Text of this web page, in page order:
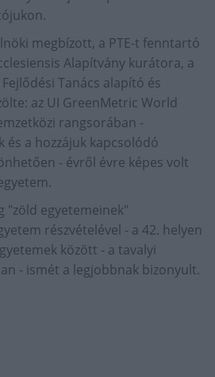
megbízott, a PTE-t fenntartó
Alapítvány kurátora, a
Tanács alapító és
az UI GreenMetric World
rangsorában -
a hozzájuk kapcsolódó
- évről évre képes volt
"zöld egyetemeinek"
részvételével - a 42. helyen
között - a tavalyi
- ismét a legjobbnak bizonyult.